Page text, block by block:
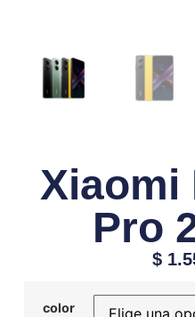
Xiaomi
Pro
$
color